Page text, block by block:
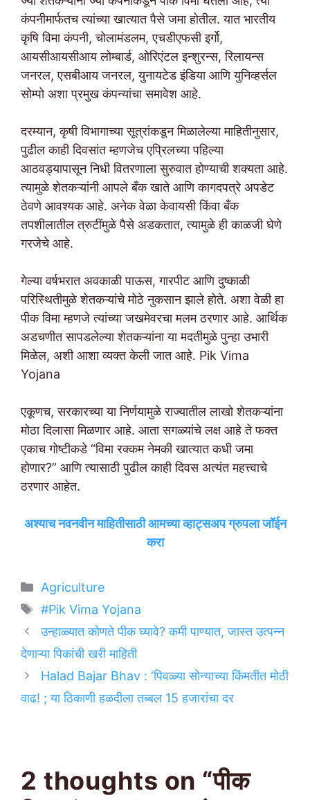
कंपनीमार्फतच त्यांच्या खात्यात पैसे जमा होतील. यात भारतीय
कृषि विमा कंपनी, चोलामंडलम, एचडीएफसी इर्गो,
आयसीआयसीआय लोम्बार्ड, ओरिएंटल इन्शुरन्स, रिलायन्स
जनरल, एसबीआय जनरल, युनायटेड इंडिया आणि युनिव्हर्सल
सोम्पो अशा प्रमुख कंपन्यांचा समावेश आहे.
दरम्यान, कृषी विभागाच्या सूत्रांकडून मिळालेल्या माहितीनुसार,
पुढील काही दिवसांत म्हणजेच एप्रिलच्या पहिल्या
आठवड्यापासून निधी वितरणाला सुरुवात होण्याची शक्यता आहे.
त्यामुळे शेतकऱ्यांनी आपले बँक खाते आणि कागदपत्रे अपडेट
ठेवणे आवश्यक आहे. अनेक वेळा केवायसी किंवा बँक
तपशीलातील त्रुटींमुळे पैसे अडकतात, त्यामुळे ही काळजी घेणे
गरजेचे आहे.
गेल्या वर्षभरात अवकाळी पाऊस, गारपीट आणि दुष्काळी
परिस्थितीमुळे शेतकऱ्यांचे मोठे नुकसान झाले होते. अशा वेळी हा
पीक विमा म्हणजे त्यांच्या जखमेवरचा मलम ठरणार आहे. आर्थिक
अडचणीत सापडलेल्या शेतकऱ्यांना या मदतीमुळे पुन्हा उभारी
मिळेल, अशी आशा व्यक्त केली जात आहे. Pik Vima
Yojana
एकूणच, सरकारच्या या निर्णयामुळे राज्यातील लाखो शेतकऱ्यांना
मोठा दिलासा मिळणार आहे. आता सगळ्यांचे लक्ष आहे ते फक्त
एकाच गोष्टीकडे “विमा रक्कम नेमकी खात्यात कधी जमा
होणार?” आणि त्यासाठी पुढील काही दिवस अत्यंत महत्त्वाचे
ठरणार आहेत.
अश्याच नवनवीन माहितीसाठी आमच्या व्हाट्सअप ग्रुपला जॉईन
करा
Categories
Agriculture
Tags
#Pik Vima Yojana
उन्हाळ्यात कोणते पीक घ्यावे? कमी पाण्यात, जास्त उत्पन्न
देणाऱ्या पिकांची खरी माहिती
Halad Bajar Bhav : ‘पिवळ्या सोन्याच्या किंमतीत मोठी
वाढ! ; या ठिकाणी हळदीला तब्बल 15 हजारांचा दर
2 thoughts on “पीक